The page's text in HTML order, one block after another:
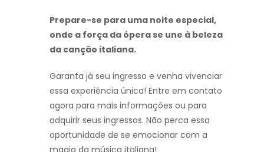
Prepare-se para uma noite especial,
onde a força da ópera se une à beleza
da canção italiana.
Garanta já seu ingresso e venha vivenciar
essa experiência única! Entre em contato
agora para mais informações ou para
adquirir seus ingressos. Não perca essa
oportunidade de se emocionar com a
magia da música italiana!